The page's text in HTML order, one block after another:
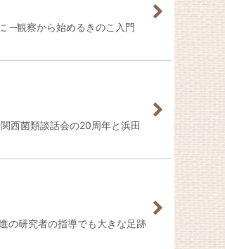
─観察から始めるきのこ入門
西菌類談話会の20周年と浜田
の研究者の指導でも大きな足跡